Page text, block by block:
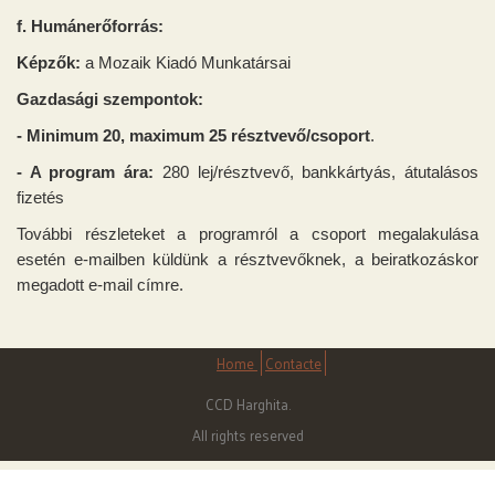
f. Humánerőforrás:
Képzők: a Mozaik Kiadó Munkatársai
Gazdasági szempontok:
- Minimum 20, maximum 25 résztvevő/csoport.
- A program ára: 280 lej/résztvevő, bankkártyás, átutalásos
fizetés
További részleteket a programról a csoport megalakulása
esetén e-mailben küldünk a résztvevőknek, a beiratkozáskor
megadott e-mail címre.
Home Contacte
CCD Harghita.
All rights reserved